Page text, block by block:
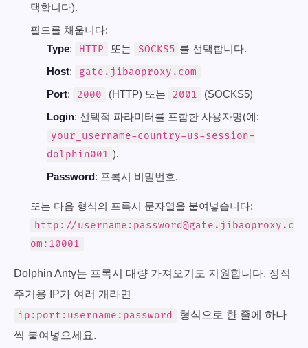
택합니다).
필드를 채웁니다:
Type: HTTP 또는 SOCKS5 를 선택합니다.
Host:
gate.jibaoproxy.com
Port: 2000 (HTTP) 또는 2001
(SOCKS5)
Login: 선택적 파라미터를 포함한 사용자명(예:
your_username-country-us-session-
dolphin001 ).
Password: 프록시 비밀번호.
또는 다음 형식의 프록시 문자열을 붙여넣습니다:
http://username: password@gate.jibaoproxy.c
om :10001
Dolphin Anty는 프록시 대량 가져오기도 지원합니다. 정적
주거용 IP가 여러 개라면
ip:port:username:password
형식으로 한 줄에 하나
씩 붙여넣으세요.